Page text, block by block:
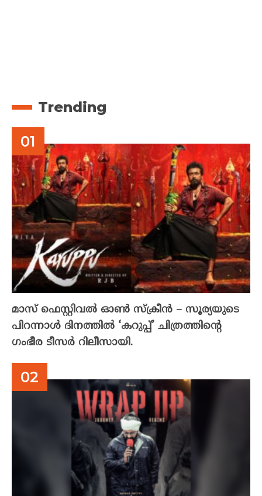
Trending
മാസ് ഫെസ്റ്റിവൽ ഓൺ സ്‌ക്രീൻ – സൂര്യയുടെ
പിറന്നാൾ ദിനത്തിൽ ‘കറുപ്പ്’ ചിത്രത്തിന്റെ
ഗംഭീര ടീസർ റിലീസായി.